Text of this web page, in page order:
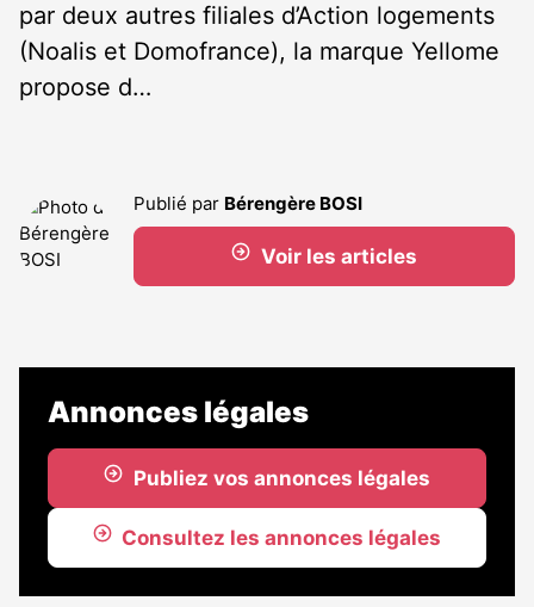
par deux autres filiales d’Action logements
(Noalis et Domofrance), la marque Yellome
propose d…
Publié par Bérengère BOSI
Voir les articles
Annonces légales
Publiez vos annonces légales
Consultez les annonces légales